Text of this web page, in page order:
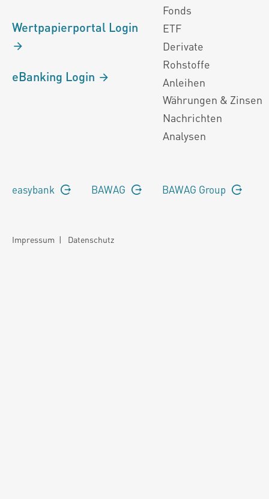
Wertpapierportal Login
eBanking Login
Fonds
ETF
Derivate
Rohstoffe
Anleihen
Währungen & Zinsen
Nachrichten
Analysen
easybank BAWAG BAWAG Group
Impressum | Datenschutz